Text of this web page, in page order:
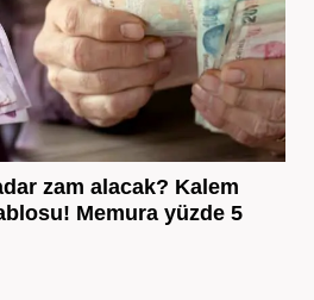
zam alacak? Kalem
Memura yüzde 5